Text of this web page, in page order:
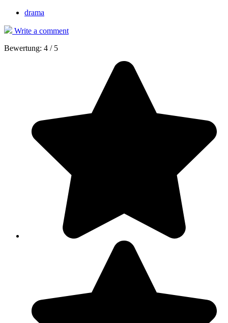
drama
Write a comment
Bewertung: 4 / 5